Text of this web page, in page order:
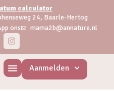
calculator
24, Baarle-Hertog
ons mama2b@annature.nl
Aanmelden